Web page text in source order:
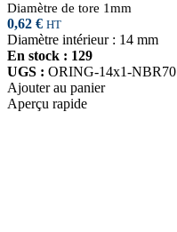
Diamètre de tore 1mm
0,62 € HT
Diamètre intérieur : 14 mm
En stock : 129
UGS : ORING-14x1-NBR70
Ajouter au panier
Aperçu rapide